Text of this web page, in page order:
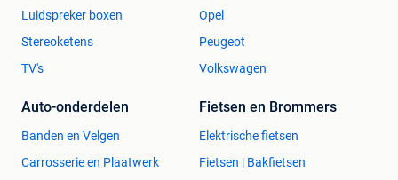
Luidspreker boxen
Stereoketens
TV's
Opel
Peugeot
Volkswagen
Auto-onderdelen
Banden en Velgen
Carrosserie en Plaatwerk
Fietsen en Brommers
Elektrische fietsen
Fietsen | Bakfietsen